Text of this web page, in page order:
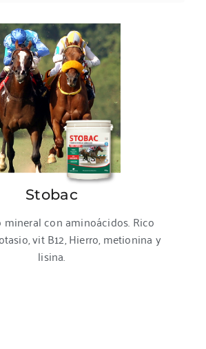
Stobac
con aminoácidos. Rico
vit B12, Hierro, metionina y
lisina.